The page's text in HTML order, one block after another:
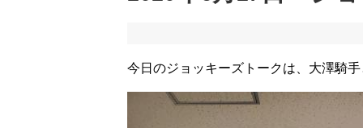
今日のジョッキーズトークは、大澤騎